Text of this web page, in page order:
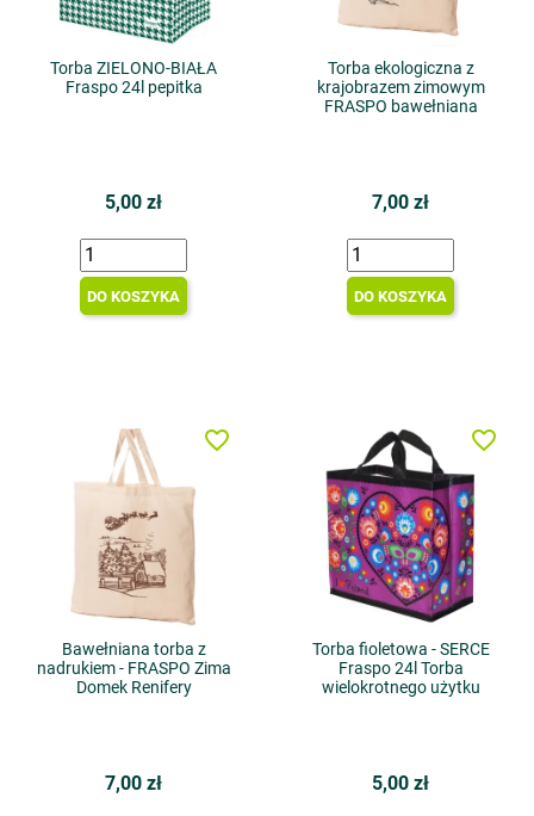
Torba ZIELONO-BIAŁA
Fraspo 24l pepitka
5,00 zł
DO KOSZYKA
Torba ekologiczna z
krajobrazem zimowym
FRASPO bawełniana
7,00 zł
DO KOSZYKA
Bawełniana torba z
nadrukiem - FRASPO Zima
Domek Renifery
7,00 zł
favorite_border
Torba fioletowa - SERCE
Fraspo 24l Torba
wielokrotnego użytku
5,00 zł
favorite_border